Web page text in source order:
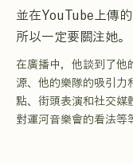
並在YouTube上傳
所以一定要關注她。
在廣播中，他談到了他
源、他的樂隊的吸引力
點、街頭表演和社交媒
對運河音樂會的看法等